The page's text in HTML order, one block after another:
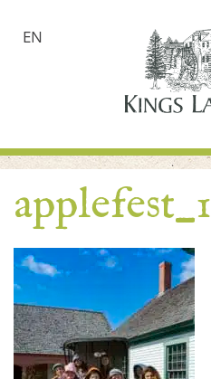
EN
applefest_1